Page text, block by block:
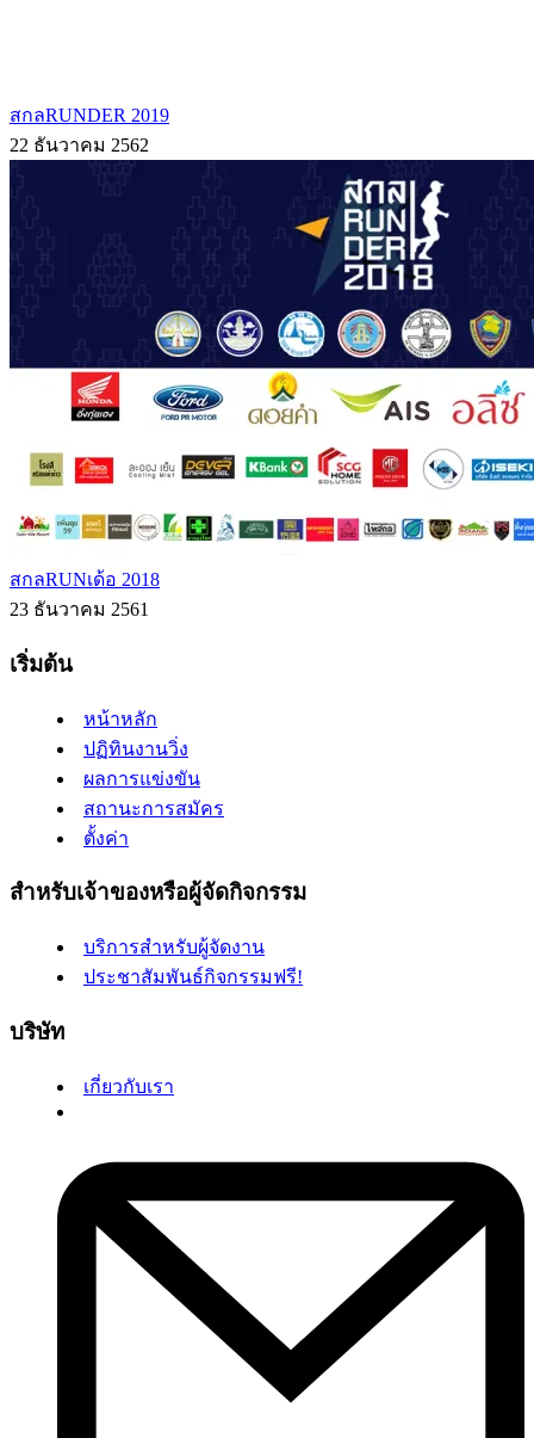
สกลRUNDER 2019
22 ธันวาคม 2562
สกลRUNเด้อ 2018
23 ธันวาคม 2561
เริ่มต้น
หน้าหลัก
ปฏิทินงานวิ่ง
ผลการแข่งขัน
สถานะการสมัคร
ตั้งค่า
สำหรับเจ้าของหรือผู้จัดกิจกรรม
บริการสำหรับผู้จัดงาน
ประชาสัมพันธ์กิจกรรมฟรี!
บริษัท
เกี่ยวกับเรา